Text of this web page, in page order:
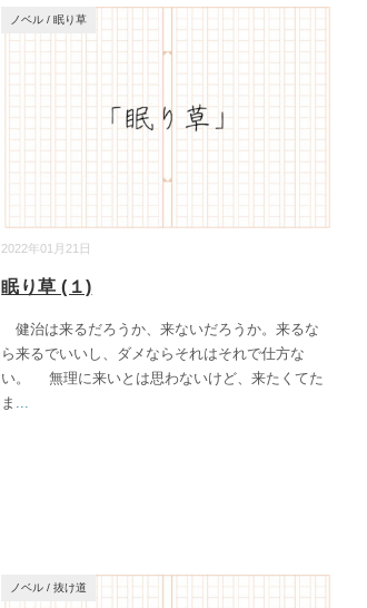
2022年01月21日
ノベル /眠り草
眠り草 (１)
健治は来るだろうか、来ないだろうか。来るな
ら来るでいいし、ダメならそれはそれで仕方な
い。 無理に来いとは思わないけど、来たくてた
ま ...
ノベル /抜け道